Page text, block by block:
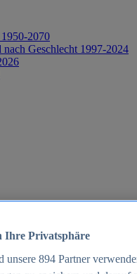
2070
Geschlecht 1997-2024
Ihre Privatsphäre
unsere 894 Partner